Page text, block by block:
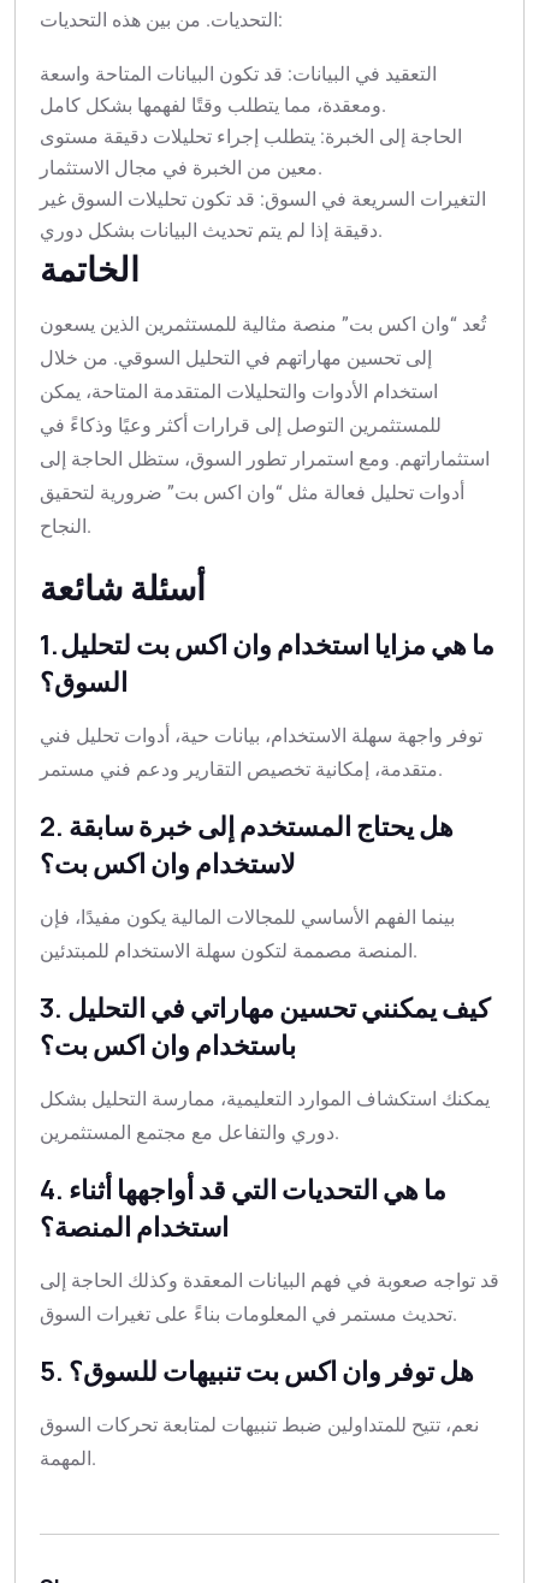
التحديات. من بين هذه التحديات:
التعقيد في البيانات: قد تكون البيانات المتاحة واسعة
ومعقدة، مما يتطلب وقتًا لفهمها بشكل كامل.
الحاجة إلى الخبرة: يتطلب إجراء تحليلات دقيقة مستوى
معين من الخبرة في مجال الاستثمار.
التغيرات السريعة في السوق: قد تكون تحليلات السوق غير
دقيقة إذا لم يتم تحديث البيانات بشكل دوري.
الخاتمة
تُعد “وان اكس بت” منصة مثالية للمستثمرين الذين يسعون
إلى تحسين مهاراتهم في التحليل السوقي. من خلال
استخدام الأدوات والتحليلات المتقدمة المتاحة، يمكن
للمستثمرين التوصل إلى قرارات أكثر وعيًا وذكاءً في
استثماراتهم. ومع استمرار تطور السوق، ستظل الحاجة إلى
أدوات تحليل فعالة مثل “وان اكس بت” ضرورية لتحقيق
النجاح.
أسئلة شائعة
1. ما هي مزايا استخدام وان اكس بت لتحليل
السوق؟
توفر واجهة سهلة الاستخدام، بيانات حية، أدوات تحليل فني
متقدمة، إمكانية تخصيص التقارير ودعم فني مستمر.
2. هل يحتاج المستخدم إلى خبرة سابقة
لاستخدام وان اكس بت؟
بينما الفهم الأساسي للمجالات المالية يكون مفيدًا، فإن
المنصة مصممة لتكون سهلة الاستخدام للمبتدئين.
3. كيف يمكنني تحسين مهاراتي في التحليل
باستخدام وان اكس بت؟
يمكنك استكشاف الموارد التعليمية، ممارسة التحليل بشكل
دوري والتفاعل مع مجتمع المستثمرين.
4. ما هي التحديات التي قد أواجهها أثناء
استخدام المنصة؟
قد تواجه صعوبة في فهم البيانات المعقدة وكذلك الحاجة إلى
تحديث مستمر في المعلومات بناءً على تغيرات السوق.
5. هل توفر وان اكس بت تنبيهات للسوق؟
نعم، تتيح للمتداولين ضبط تنبيهات لمتابعة تحركات السوق
المهمة.